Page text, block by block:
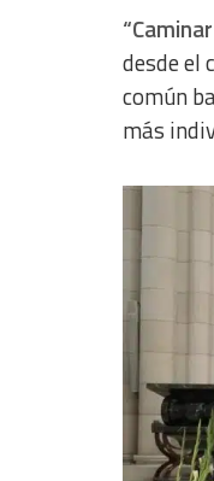
desde el
común
más